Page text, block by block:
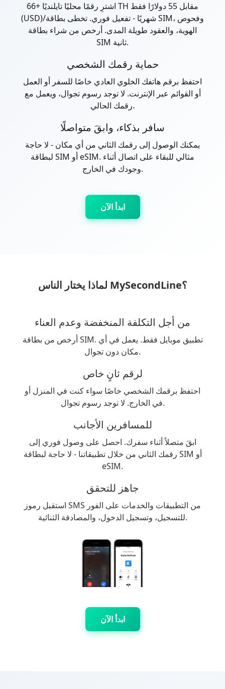
اشترِ رقمًا محليًا تايلنديًا +66 TH مقابل 55 دولارًا فقط
(USD)/شهريًا - تفعيل فوري. تخطى بطاقة SIM، وفحوص
الهوية، والعقود طويلة المدى. أرخص من شراء بطاقة
SIM ثانية.
حماية رقمك الشخصي
احتفظ برقم هاتفك الخلوي العادي خاصًا للسفر أو العمل
أو القوائم عبر الإنترنت. لا توجد رسوم تجوال، ويعمل مع
رقمك الحالي.
سافر بذكاء، وابقَ متواصلًا
يمكنك الوصول إلى رقمك الثاني من أي مكان - لا حاجة
لبطاقة SIM أو eSIM. مثالي للبقاء على اتصال أثناء
وجودك في الخارج.
ابدأ الآن
لماذا يختار الناس MySecondLine؟
من أجل التكلفة المنخفضة وعدم العناء
أرخص من بطاقة SIM. تطبيق موبايل فقط. يعمل في أي
مكان دون تجوال.
لرقم ثانٍ خاص
احتفظ برقمك الشخصي خاصًا سواء كنت في المنزل أو
في الخارج. لا توجد رسوم تجوال.
للمسافرين الأجانب
ابقَ متصلاً أثناء سفرك. احصل على وصول فوري إلى
رقمك الثاني من خلال تطبيقاتنا - لا حاجة لبطاقة SIM أو
eSIM.
جاهز للتحقق
استقبل رموز SMS من التطبيقات والخدمات على الفور
للتسجيل، وتسجيل الدخول، والمصادقة الثنائية.
ابدأ الآن